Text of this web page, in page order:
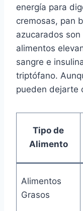
energía para
cremosas, pan
azucarados
alimentos
sangre e
triptófano.
pueden dejarte
Tipo de
Alimento
Alimentos
Grasos